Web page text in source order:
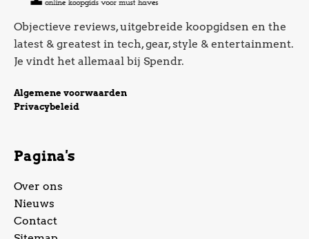
Objectieve reviews, uitgebreide koopgidsen en the
latest & greatest in tech, gear, style & entertainment.
Je vindt het allemaal bij Spendr.
Algemene voorwaarden
Privacybeleid
Pagina's
Over ons
Nieuws
Contact